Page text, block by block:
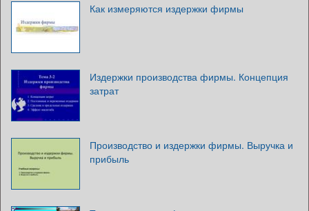
Как измеряются издержки фирмы
Издержки производства фирмы. Концепция
затрат
Производство и издержки фирмы. Выручка и
прибыль